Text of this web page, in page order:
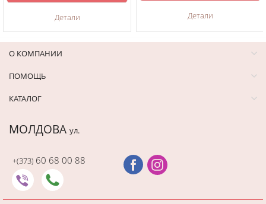
Детали Детали
О КОМПАНИИ
ПОМОЩЬ
КАТАЛОГ
МОЛДОВА ул.
+(373) 60 68 00 88